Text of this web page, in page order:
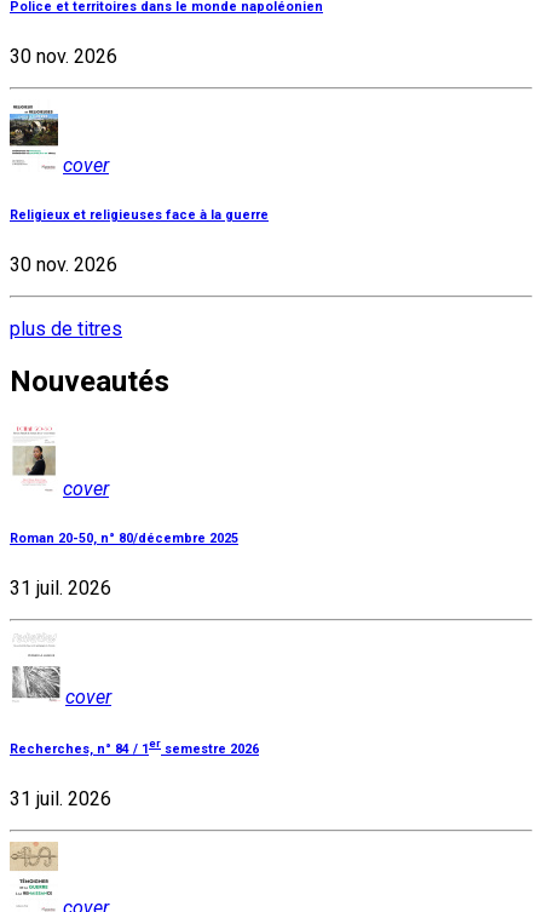
Police et territoires dans le monde napoléonien
30 nov. 2026
cover
Religieux et religieuses face à la guerre
30 nov. 2026
plus de titres
Nouveautés
cover
Roman 20-50, n° 80/décembre 2025
31 juil. 2026
cover
Recherches, n° 84 / 1 er semestre 2026
31 juil. 2026